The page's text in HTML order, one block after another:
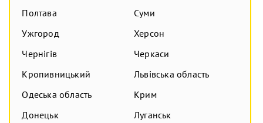
Полтава
Суми
Ужгород
Херсон
Чернігів
Черкаси
Кропивницький
Львівська область
Одеська область
Крим
Донецьк
Луганськ